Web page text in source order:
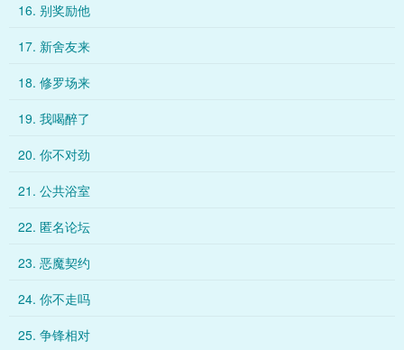
16. 别奖励他
17. 新舍友来
18. 修罗场来
19. 我喝醉了
20. 你不对劲
21. 公共浴室
22. 匿名论坛
23. 恶魔契约
24. 你不走吗
25. 争锋相对